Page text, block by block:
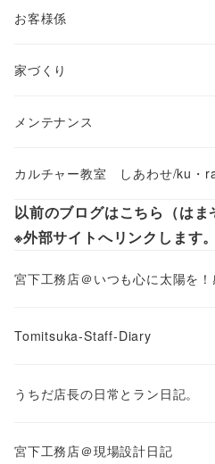
お客様係
家づくり
メンテナンス
カルチャー教室 しあわせ/ku・
以前のブログはこちら（はま
※外部サイトへリンクします。
宮下工務店＠いつも心に太陽を！
Tomitsuka-Staff-Diary
うちだ店長の日常とラン日記。
宮下工務店＠現場設計日記